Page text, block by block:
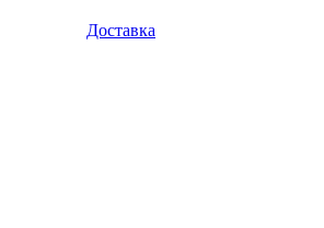
Доставка